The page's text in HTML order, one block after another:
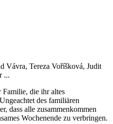
Vávra, Tereza Voříšková, Judit
...
die ihr altes
des familiären
dass alle zusammenkommen
Wochenende zu verbringen.